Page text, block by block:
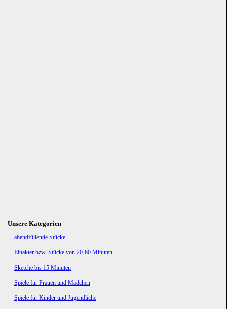
Unsere Kategorien
Navigation
abendfüllende Stücke
Einakter bzw. Stücke von 20-60 Minuten
Sketche bis 15 Minuten
Spiele für Frauen und Mädchen
Spiele für Kinder und Jugendliche